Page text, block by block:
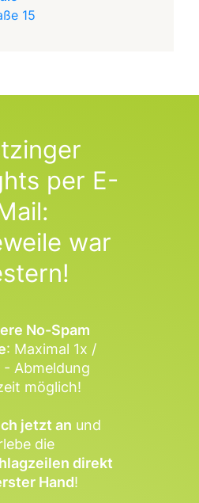
15
per E-
war
No-Spam
: Maximal 1x /
- Abmeldung
möglich!
jetzt an und
die
direkt
Hand!